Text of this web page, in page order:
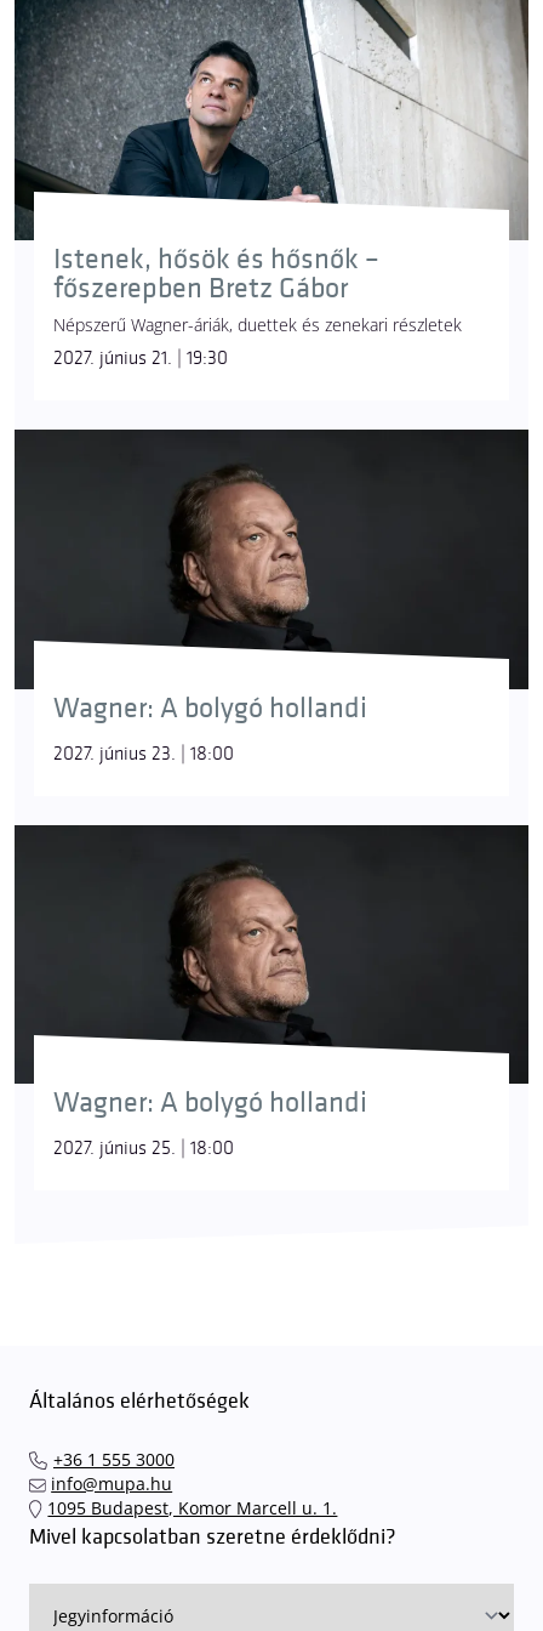
Hartmut Schörghofer
© Hirling Bálint, Müpa
lovagja.
gyűrű
[Ring]
A Rajna aranyából készült varázserejű gyűrű, amely
korlátlan hatalmat ad viselőjének. A totális hatalom
A hattyú Lohengrin csónakját húzza; a titokzatos,
nem evilági eredet jelképe. Az opera legvégén
visszaváltozik Elza halottnak hitt öccsévé, akit
Ortrud varázslata tartott fogva.
kísértethajó
[A bolygó hollandi]
hajója, mely szerencsétlenséget hoz mindenkire, aki
megesküdött az ördögnek, hogy megkerüli a
Jóreménység-fokát viharban is, még ha az
örökkévalóságig kell is hajóznia. Büntetésül arra
kárhoztatott, hogy az idők végezetéig a tengereket
járja. Wagner operájában hétévente kiköthet: ha
talál egy nőt, aki hűségével megváltja, megtörik az
Kovácsdal
[Ring]
ködsisak
Varázserejű tárgy, amely lehetővé teszi viselőjének,
Istenek, hősök és hősnők –
főszerepben Bretz Gábor
Népszerű Wagner-áriák, duettek és zenekari részletek
2027. június 21. | 19:30
Wagner: A bolygó hollandi
2027. június 23. | 18:00
Wagner: A bolygó hollandi
2027. június 25. | 18:00
Általános elérhetőségek
+36 1 555 3000
info@mupa.hu
1095 Budapest, Komor Marcell u. 1.
Mivel kapcsolatban szeretne érdeklődni?